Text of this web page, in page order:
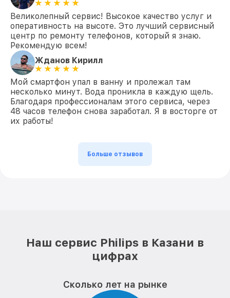
Великолепный сервис! Высокое качество услуг и
оперативность на высоте. Это лучший сервисный
центр по ремонту телефонов, который я знаю.
Рекомендую всем!
Жданов Кирилл
Мой смартфон упал в ванну и пролежал там
несколько минут. Вода проникла в каждую щель.
Благодаря профессионалам этого сервиса, через
48 часов телефон снова заработал. Я в восторге от
их работы!
Больше отзывов
Наш сервис Philips в Казани в
цифрах
Сколько лет на рынке